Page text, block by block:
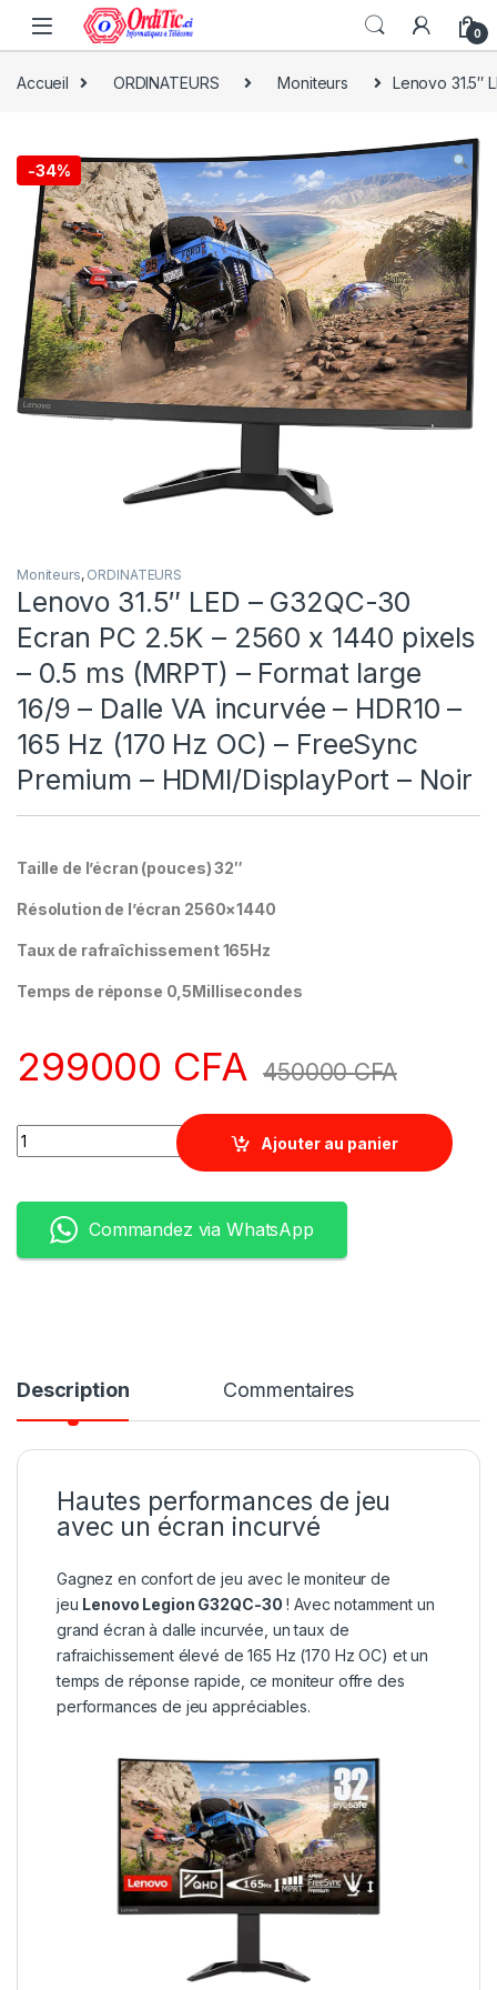
0
Accueil ORDINATEURS Moniteurs Lenovo 31.5″
-34%
Moniteurs, ORDINATEURS
Lenovo 31.5″ LED – G32QC-30
Ecran PC 2.5K – 2560 x 1440 pixels
– 0.5 ms (MRPT) – Format large
16/9 – Dalle VA incurvée – HDR10 –
165 Hz (170 Hz OC) – FreeSync
Premium – HDMI/DisplayPort – Noir
Taille de l’écran (pouces) 32″
Résolution de l’écran 2560×1440
Taux de rafraîchissement 165Hz
Temps de réponse 0,5Millisecondes
299000 CFA 450000CFA
Quantity
Ajouter au panier
Commandez via WhatsApp
Description Commentaires
Hautes performances de jeu
avec un écran incurvé
Gagnez en confort de jeu avec le moniteur de
jeu Lenovo Legion G32QC-30 ! Avec notamment un
grand écran à dalle incurvée, un taux de
rafraichissement élevé de 165 Hz (170 Hz OC) et un
temps de réponse rapide, ce moniteur offre des
performances de jeu appréciables.